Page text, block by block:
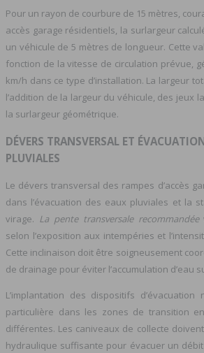
Pour un rayon de courbure de 15 mètres,
accès garage résidentiels, la surlargeur
un véhicule de 5 mètres de longueur. Cette
fonction de la vitesse de circulation prévue,
km/h dans ce type d’installation. La largeur
l’addition de la largeur du véhicule, des jeux
la surlargeur géométrique.
DÉVERS TRANSVERSAL ET
PLUVIALES
Le dévers transversal des rampes d’accès
dans l’évacuation des eaux pluviales et la
virage. La pente transversale recommandée
selon l’exposition aux intempéries et
Cette inclinaison doit être soigneusement
de drainage pour éviter l’accumulation d’eau
L’implantation des dispositifs
particulière dans les zones de transition
différentes. Les caniveaux de collecte
hydraulique suffisante pour évacuer un